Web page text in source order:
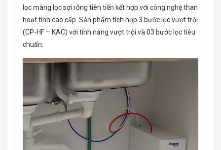
lọc màng lọc sợi rỗng tiên tiến kết hợp với công nghệ than
hoạt tính cao cấp. Sản phẩm tích hợp 3 bước lọc vượt trội
(CP-HF – KAC) với tính năng vượt trội và 03 bước lọc tiêu
chuẩn: